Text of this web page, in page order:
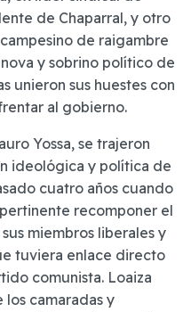
de Chaparral, y otro
de raigambre
y sobrino político de
unieron sus huestes con
al gobierno.
Yossa, se trajeron
ideológica y política de
cuatro años cuando
recomponer el
miembros liberales y
tuviera enlace directo
comunista. Loaiza
camaradas y